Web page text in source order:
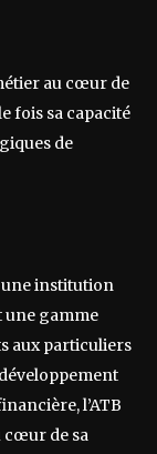
au cœur de
fois sa capacité
de
institution
une gamme
aux particuliers
l’ATB
cœur de sa